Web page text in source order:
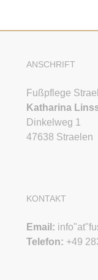
ANSCHRIFT
Fußpflege
Katharina
Dinkelweg 1
47638 Straelen
KONTAKT
Email:
Telefon: +49